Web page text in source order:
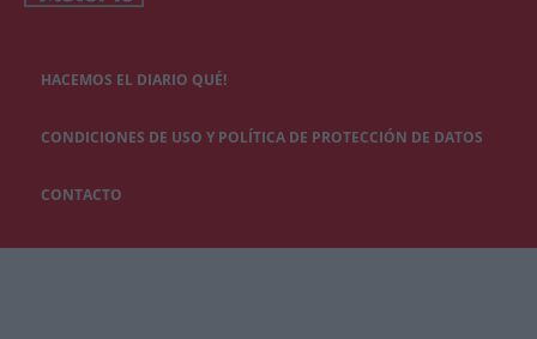
HACEMOS EL DIARIO QUÉ!
CONDICIONES DE USO Y POLÍTICA DE PROTECCIÓN DE DATOS
CONTACTO